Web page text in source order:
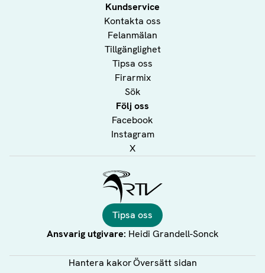
Kundservice
Kontakta oss
Felanmälan
Tillgänglighet
Tipsa oss
Firarmix
Sök
Följ oss
Facebook
Instagram
X
Tipsa oss
Ansvarig utgivare: Heidi Grandell-Sonck
Hantera kakorÖversätt sidan